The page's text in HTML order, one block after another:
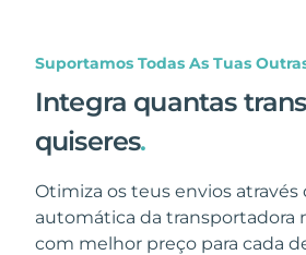
Suportamos Todas As Tuas
Integra quantas
quiseres.
Otimiza os teus envios através
automática da transportadora
com melhor preço para cada